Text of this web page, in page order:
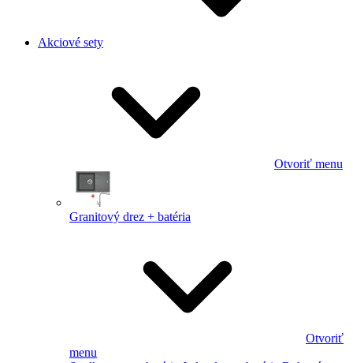
Akciové sety
Otvoriť menu
Granitový drez + batéria
Otvoriť
menu